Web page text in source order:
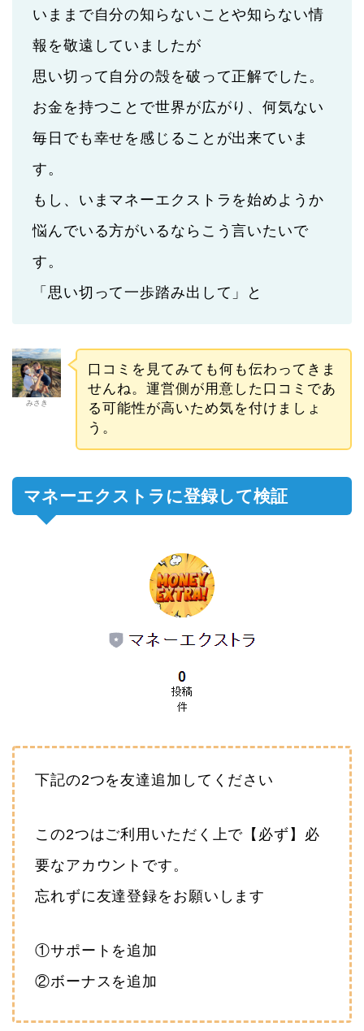
いままで自分の知らないことや知らない情
報を敬遠していましたが
思い切って自分の殻を破って正解でした。
お金を持つことで世界が広がり、何気ない
毎日でも幸せを感じることが出来ていま
す。
もし、いまマネーエクストラを始めようか
悩んでいる方がいるならこう言いたいで
す。
「思い切って一歩踏み出して」と
みさき
口コミを見てみても何も伝わってきま
せんね。運営側が用意した口コミであ
る可能性が高いため気を付けましょ
う。
マネーエクストラに登録して検証
下記の2つを友達追加してください
この2つはご利用いただく上で【必ず】必
要なアカウントです。
忘れずに友達登録をお願いします
①サポートを追加
②ボーナスを追加